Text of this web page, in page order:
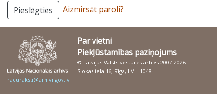
Pieslēgties Aizmirsāt paroli?
Par vietni
Piekļūstamības paziņojums
© Latvijas Valsts vēstures arhīvs 2007-2026
Slokas iela 16, Rīga, LV – 1048
raduraksti@arhivi.gov.lv